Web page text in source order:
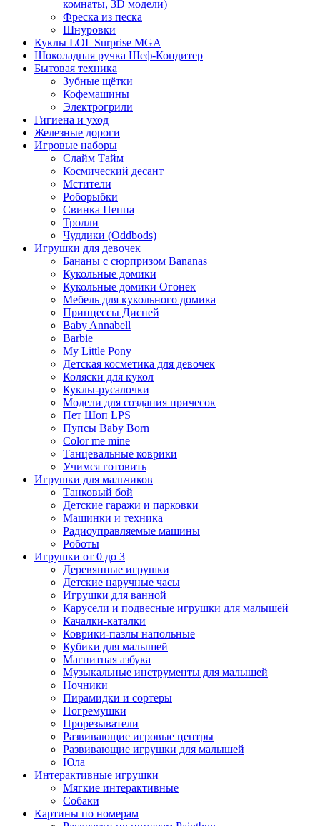
комнаты, 3D модели)
Фреска из песка
Шнуровки
Куклы LOL Surprise MGA
Шоколадная ручка Шеф-Кондитер
Бытовая техника
Зубные щётки
Кофемашины
Электрогрили
Гигиена и уход
Железные дороги
Игровые наборы
Слайм Тайм
Космический десант
Мстители
Роборыбки
Свинка Пеппа
Тролли
Чуддики (Oddbods)
Игрушки для девочек
Бананы с сюрпризом Bananas
Кукольные домики
Кукольные домики Огонек
Мебель для кукольного домика
Принцессы Дисней
Baby Annabell
Barbie
My Little Pony
Детская косметика для девочек
Коляски для кукол
Куклы-русалочки
Модели для создания причесок
Пет Шоп LPS
Пупсы Baby Born
Сolor me mine
Танцевальные коврики
Учимся готовить
Игрушки для мальчиков
Танковый бой
Детские гаражи и парковки
Машинки и техника
Радиоуправляемые машины
Роботы
Игрушки от 0 до 3
Деревянные игрушки
Детские наручные часы
Игрушки для ванной
Карусели и подвесные игрушки для малышей
Качалки-каталки
Коврики-пазлы напольные
Кубики для малышей
Магнитная азбука
Музыкальные инструменты для малышей
Ночники
Пирамидки и сортеры
Погремушки
Прорезыватели
Развивающие игровые центры
Развивающие игрушки для малышей
Юла
Интерактивные игрушки
Мягкие интерактивные
Собаки
Картины по номерам